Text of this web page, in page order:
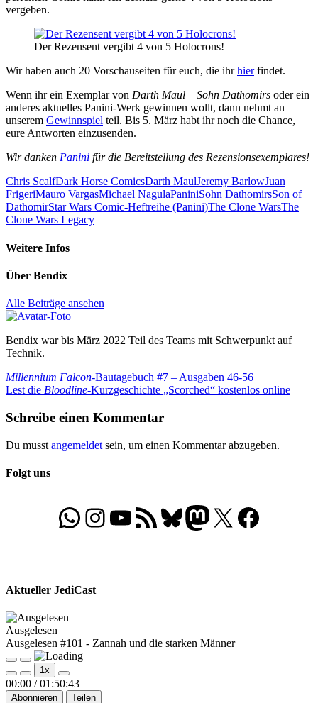
vergeben.
Der Rezensent vergibt 4 von 5 Holocrons!
Wir haben auch 20 Vorschauseiten für euch, die ihrhierfindet.
Wenn ihr ein Exemplar von Darth Maul – Sohn Dathomirs oder ein
anderes aktuelles Panini-Werk gewinnen wollt, dann nehmt an
unserem Gewinnspiel teil. Bis 5. März habt ihr noch die Chance,
eure Antworten einzusenden.
Wir danken Panini für die Bereitstellung des Rezensionsexemplares!
Chris ScalfDark Horse ComicsDarth MaulJeremy BarlowJuan
FrigeriMauro VargasMichael NagulaPaniniSohn DathomirsSon of
DathomirStar Wars Comic-Heftreihe (Panini)The Clone WarsThe
Clone Wars Legacy
Weitere Infos
Über Bendix
Alle Beiträge ansehen
Bendix war bis März 2022 Teil des Teams mit Schwerpunkt auf
Technik.
Beitragsnavigation
Vorheriger
Beitrag:
Millennium Falcon-Bautagebuch #7 – Ausgaben 46-56
Nächster
Lest die Bloodline-Kurzgeschichte „Scorched“ kostenlos online
Schreibe einen Kommentar
Du musst angemeldet sein, um einen Kommentar abzugeben.
Folgt uns
WhatsApp
Folgt uns auf Instagram
Besucht unseren YouTube-Kanal
RSS-FeedBluesky
Folgt uns auf Mastodon
X Folgt uns auf
Aktueller JediCast
Ausgelesen
Ausgelesen #101 - Zannah und die starken Männer
Play
Episode
Pause
Episode
1x
00:00 / 01:50:43
Abonnieren Teilen